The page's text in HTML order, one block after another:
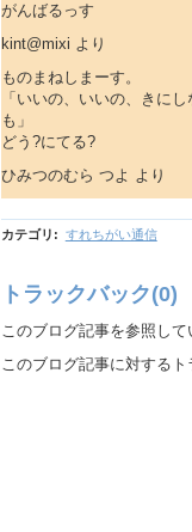
がんばるっす
kint@mixi より
ものまねしまーす。
「いいの、いいの、きに
も」
どう?にてる?
ひみつのむら つよ より
カテゴリ : すれちがい通信
トラックバック(0)
このブログ記事を参照し
このブログ記事に対する